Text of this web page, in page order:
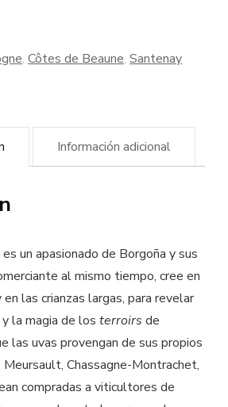
, Côtes de Beaune, Santenay
Información adicional
es un apasionado de Borgoña y sus
al mismo tiempo, cree en
las crianzas largas, para revelar
la magia de los terroirs de
las uvas provengan de sus propios
Meursault, Chassagne-Montrachet,
compradas a viticultores de